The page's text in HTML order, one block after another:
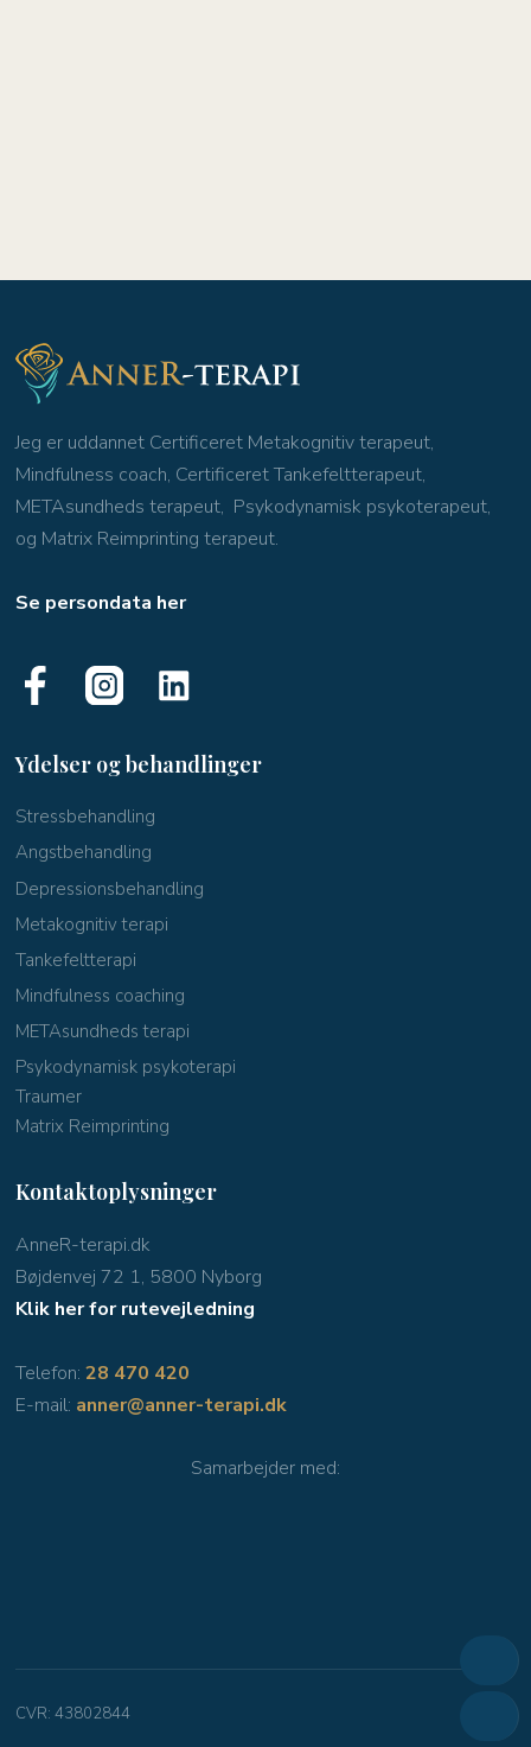
Jeg er uddannet Certificeret Metakognitiv terapeut,
Mindfulness coach, Certificeret Tankefeltterapeut,
METAsundheds terapeut, Psykodynamisk psykoterapeut,
og Matrix Reimprinting terapeut.
Se persondata her
Ydelser og behandlinger
​Stressbehandling
Angstbehandling
Depressionsbehandling
Metakognitiv terapi
Tankefeltterapi
Mindfulness coaching
METAsundheds terapi
Psykodynamisk psykoterapi
Traumer
Matrix Reimprinting
Kontaktoplysninger
AnneR-terapi.dk
Bøjdenvej 72 1, 5800 Nyborg
Klik her for rutevejledning
Telefon:28 470 420
E-mail: anner@anner-terapi.dk
Samarbejder med​:
CVR​: 43802844